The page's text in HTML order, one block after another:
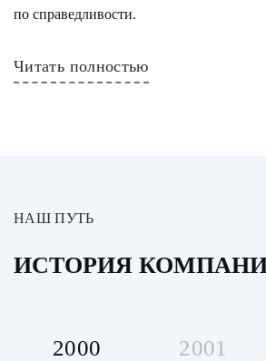
по справедливости.
Читать полностью
НАШ ПУТЬ
ИСТОРИЯ
2000 2001